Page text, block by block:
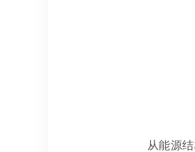
从能源